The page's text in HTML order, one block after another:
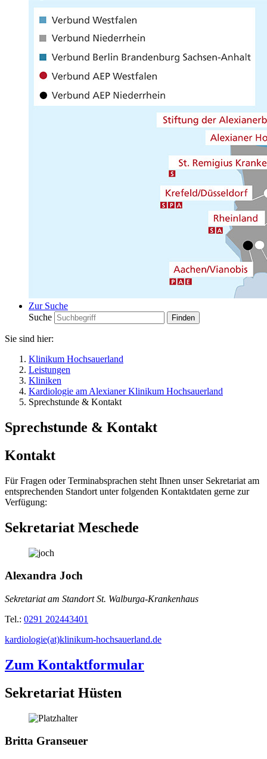
Zur Suche
Suche
Sie sind hier:
Klinikum Hochsauerland
Leistungen
Kliniken
Kardiologie am Alexianer Klinikum Hochsauerland
Sprechstunde & Kontakt
Sprechstunde & Kontakt
Kontakt
Für Fragen oder Terminabsprachen steht Ihnen unser Sekretariat am
entsprechenden Standort unter folgenden Kontaktdaten gerne zur
Verfügung:
Sekretariat Meschede
Alexandra Joch
Sekretariat am Standort St. Walburga-Krankenhaus
Tel.: 0291 202443401
kardiologie(at)klinikum-hochsauerland.de
Zum Kontaktformular
Sekretariat Hüsten
Britta Granseuer